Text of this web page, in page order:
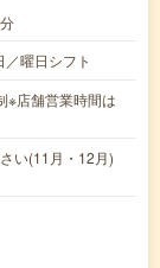
曜日シフト
※店舗営業時間は
い(11月・12月)